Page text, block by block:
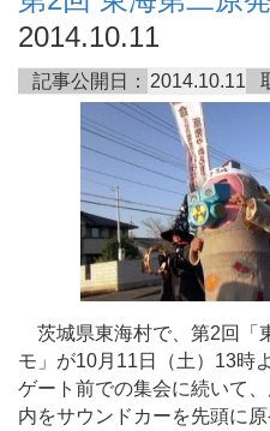
2014.10.11
記事公開日： 2014.10.11
茨城県東海村で、第2回「
モ」が10月11日（土）13時
ゲート前での集会に続いて
内をサウンドカーを先頭に